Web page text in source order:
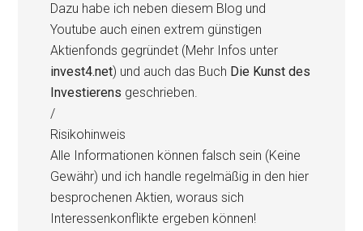
Dazu habe ich neben diesem Blog und
Youtube auch einen extrem günstigen
Aktienfonds gegründet (Mehr Infos unter
invest4.net) und auch das Buch Die Kunst des
Investierens geschrieben.
/
Risikohinweis
Alle Informationen können falsch sein (Keine
Gewähr) und ich handle regelmäßig in den hier
besprochenen Aktien, woraus sich
Interessenkonflikte ergeben können!